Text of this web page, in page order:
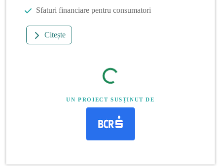
Sfaturi financiare pentru consumatori
Citește
UN PROIECT SUSȚINUT DE